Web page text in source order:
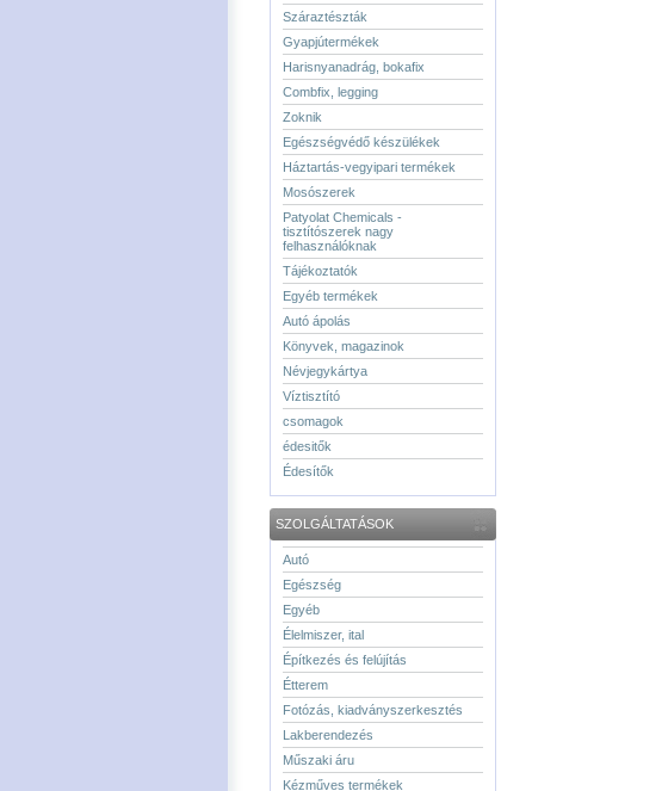
Száraztészták
Gyapjútermékek
Harisnyanadrág, bokafix
Combfix, legging
Zoknik
Egészségvédő készülékek
Háztartás-vegyipari termékek
Mosószerek
Patyolat Chemicals -
tisztítószerek nagy
felhasználóknak
Tájékoztatók
Egyéb termékek
Autó ápolás
Könyvek, magazinok
Névjegykártya
Víztisztító
csomagok
édesitők
Édesítők
SZOLGÁLTATÁSOK
Autó
Egészség
Egyéb
Élelmiszer, ital
Építkezés és felújítás
Étterem
Fotózás, kiadványszerkesztés
Lakberendezés
Műszaki áru
Kézműves termékek